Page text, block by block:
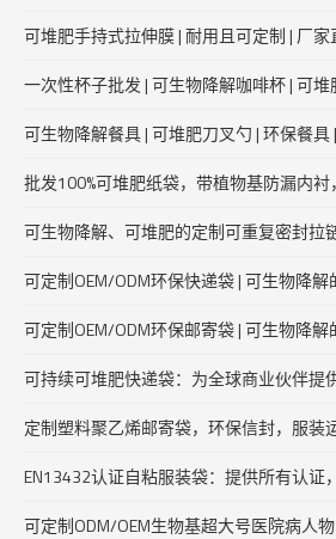
可堆肥手持式拉伸膜 | 耐用且可定制 | 厂
一次性杯子批发 | 可生物降解咖啡杯 | 可
可生物降解餐具 | 可堆肥刀叉勺 | 环保餐
批发100%可堆肥纸袋，带植物基防漏内
可生物降解、可堆肥的定制可重复密封拉
可定制OEM/ODM环保快递袋 | 可生物降
可定制OEM/ODM环保邮寄袋 | 可生物降
可持续可堆肥快递袋：为全球商业伙伴提
定制塑料聚乙烯邮寄袋，环保信封，服装
EN13432认证自粘服装袋：提供所有认证
可定制ODM/OEM生物基超大号医院病